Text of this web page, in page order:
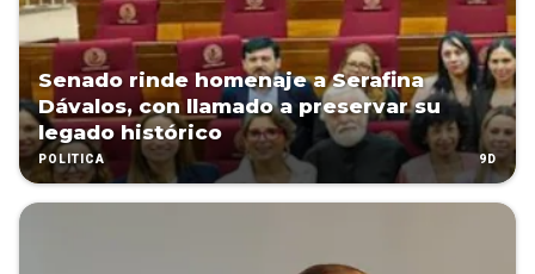
Senado rinde homenaje a Serafina
Dávalos, con llamado a preservar su
legado histórico
POLÍTICA 9D